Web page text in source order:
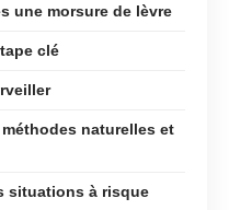
une morsure de lèvre
clé
naturelles et
situations à risque